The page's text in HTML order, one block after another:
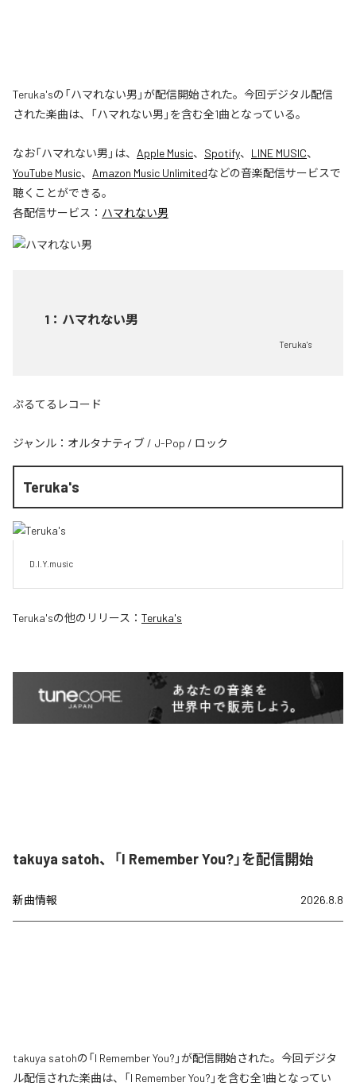
Teruka'sの「ハマれない男」が配信開始された。今回デジタル配信
された楽曲は、「ハマれない男」を含む全1曲となっている。
なお「ハマれない男 」は、 Apple Music、 Spotify、 LINE MUSIC、
YouTube Music、 Amazon Music Unlimitedなどの音楽配信サービスで
聴くことができる。
各配信サービス： ハマれない男
1 ： ハマれない男
Teruka's
ぷるてるレコード
ジャンル： オルタナティブ / J-Pop / ロック
Teruka's
D.I.Y.music
Teruka'sの他のリリース： Teruka's
takuya satoh、「I Remember You?」を配信開始
新曲情報 2026.8.8
takuya satohの「I Remember You?」が配信開始された。今回デジタ
ル配信された楽曲は、「I Remember You?」を含む全1曲となってい